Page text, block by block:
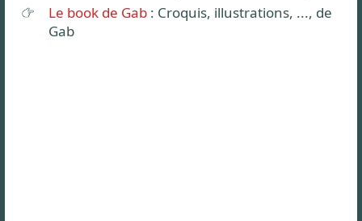
Le book de Gab : Croquis, illustrations, ..., de
Gab